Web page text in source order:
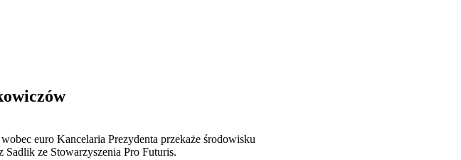
euro Kancelaria Prezydenta przekaże środowisku
ze Stowarzyszenia Pro Futuris.